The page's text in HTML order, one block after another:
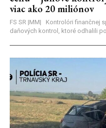
viac ako 20 miliónov
FS SR |MM| Kontrolóri finančnej
daňových kontrol, ktoré odhalili